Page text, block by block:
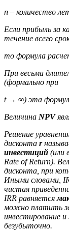
n – количество
Если прибыльза
течение всего
то формула
При весьма
(формально при
t → ∞) эта
Величина NPV
Решение
дисконта r
инвестиций (или
Rate of Return).
дисконта, при
Иными словами,
чистая
IRR равняется
можно платить
инвестирование
безубыточно.